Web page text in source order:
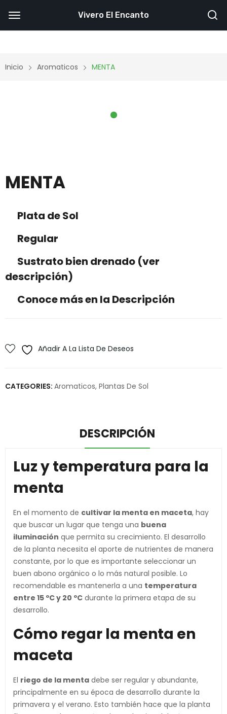
Inicio Aromaticos MENTA
MENTA
Plata de Sol
Regular
Sustrato bien drenado (ver
descripción)
Conoce más en la Descripción
Añadir A La Lista De Deseos
CATEGORIES: Aromaticos, Plantas De Sol
DESCRIPCIÓN
Luz y temperatura para la
menta
En el momento de cultivar la menta en maceta, hay
que buscar un lugar que tenga una buena
iluminación que permita su crecimiento. El desarrollo
de la planta necesita el aporte de nutrientes de manera
constante, por lo que es importante seleccionar un
buen abono orgánico o lo más natural posible. Lo
recomendable es mantenerla a una temperatura
entre 15 ºC y 20 ºC durante la primera etapa de su
desarrollo.
Cómo regar la menta en
maceta
El riego de la menta debe ser regular y abundante,
principalmente en su época de desarrollo durante la
primavera y el verano. Esto también hace que la planta
Vivero El Encanto